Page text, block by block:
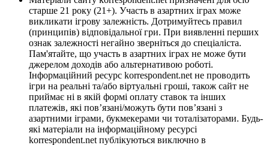
старше 21 року (21+). Участь в азартних іграх може
викликати ігрову залежність. Дотримуйтесь правил
(принципів) відповідальної гри. При виявленні перших
ознак залежності негайно зверніться до спеціаліста.
Пам'ятайте, що участь в азартних іграх не може бути
джерелом доходів або альтернативою роботі.
Інформаційний ресурс korrespondent.net не проводить
ігри на реальні та/або віртуальні гроші, також сайт не
приймає ні в якій формі оплату ставок та інших
платежів, які пов’язані/можуть бути пов’язані з
азартними іграми, букмекерами чи тоталізаторами. Будь-
які матеріали на інформаційному ресурсі
korrespondent.net публікуються виключно в